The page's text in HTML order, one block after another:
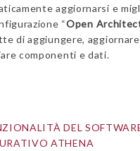
aggiornarsi e
“Open
di aggiungere,
componenti e dati.
DEL
ATHENA